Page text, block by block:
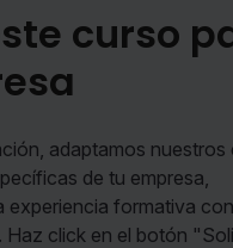
curso
adaptamos nuestros
de tu empresa,
experiencia formativa
. Haz click en el botón